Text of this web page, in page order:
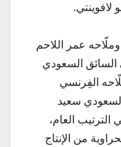
لافوينتي.
عمر اللاحم
السائق السعودي
الفِرنسي
سعيد
الترتيب العام،
الصحراوية من الإنتاج